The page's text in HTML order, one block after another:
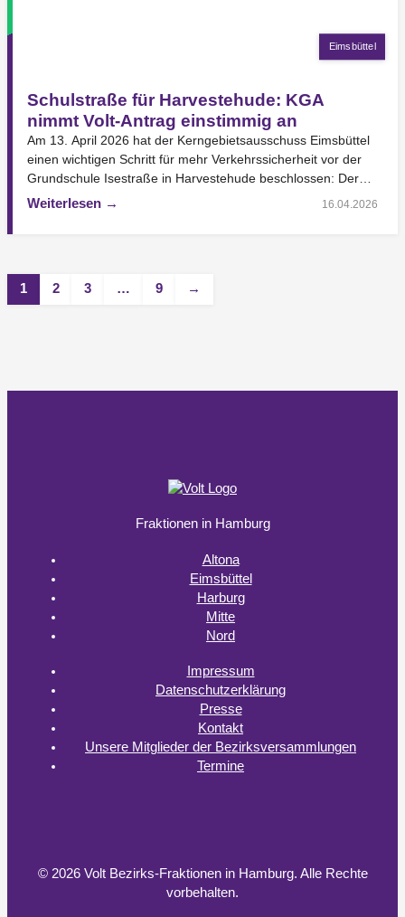
Eimsbüttel
Schulstraße für Harvestehude: KGA
nimmt Volt-Antrag einstimmig an
Am 13. April 2026 hat der Kerngebietsausschuss Eimsbüttel
einen wichtigen Schritt für mehr Verkehrssicherheit vor der
Grundschule Isestraße in Harvestehude beschlossen: Der
Antrag der…
Weiterlesen → 16.04.2026
1 2 3 … 9 →
Fraktionen in Hamburg
Altona
Eimsbüttel
Harburg
Mitte
Nord
Impressum
Datenschutzerklärung
Presse
Kontakt
Unsere Mitglieder der Bezirksversammlungen
Termine
© 2026 Volt Bezirks-Fraktionen in Hamburg. Alle Rechte
vorbehalten.